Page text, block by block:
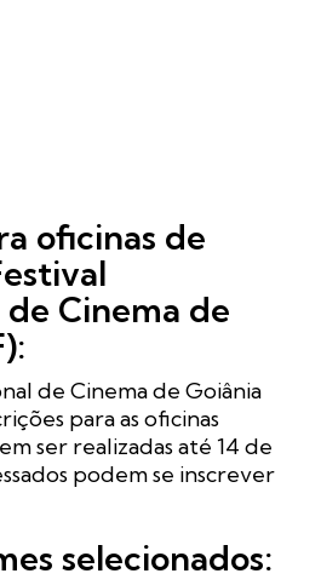
oficinas de
Cinema de
de Cinema de Goiânia
para as oficinas
ser realizadas até 14 de
podem se inscrever
selecionados: